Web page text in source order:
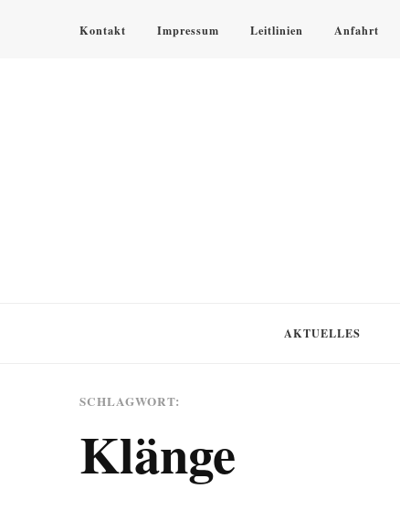
Kontakt Impressum Leitlinien Anfahrt
AKTUELLES
SCHLAGWORT:
Klänge